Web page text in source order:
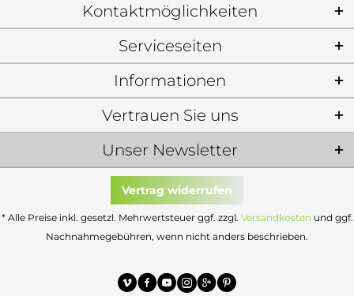
Kontaktmöglichkeiten
Serviceseiten
Informationen
Unser Newsletter
Vertrauen Sie uns
Vertrag widerrufen
* Alle Preise inkl. gesetzl. Mehrwertsteuer ggf. zzgl. Versandkosten und ggf.
Nachnahmegebühren, wenn nicht anders beschrieben.